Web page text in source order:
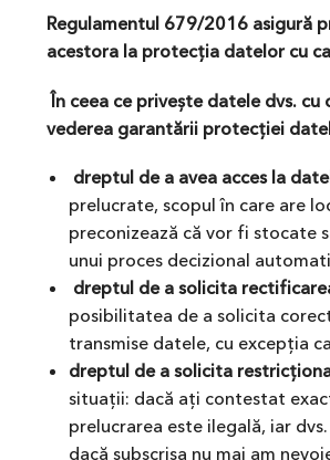
Regulamentul 679/2016 asigură
acestora la protecția datelor cu
În ceea ce privește datele dvs.
vederea garantării protecției
dreptul de a avea acces la
prelucrate, scopul în care are
preconizează că vor fi stocate
unui proces decizional
dreptul de a solicita
posibilitatea de a solicita
transmise datele, cu excepția
dreptul de a solicita
situații: dacă ați contestat
prelucrarea este ilegală, iar
dacă subscrisa nu mai am